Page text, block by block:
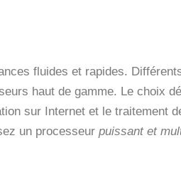
fluides et rapides.
haut de gamme. Le choix
sur Internet et le traitement
un processeur puissant et